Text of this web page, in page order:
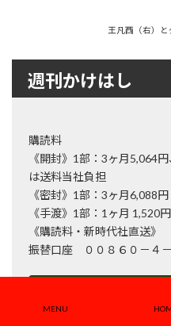
王凡西（右）
週刊かけはし
購読料
《開封》1部：3ヶ月
は送料当社負担
《密封》1部：3ヶ月6,088円
《手渡》1部：1ヶ月 1,520
《購読料・新時代社直送》
振替口座 ００８６０－４
MENU